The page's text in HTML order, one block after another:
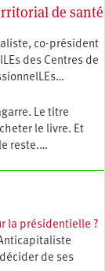
de santé
co-président
des Centres de
Le titre
le livre. Et
reste.…
la présidentielle ?
de ses